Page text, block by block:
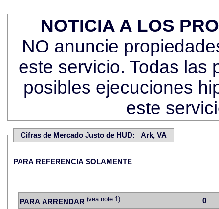
NOTICIA A LOS
NO anuncie
este servicio. Todas las
posibles ejecuciones
este
Cifras de Mercado Justo de HUD: Ark, VA
PARA REFERENCIA SOLAMENTE
PARA ARRENDAR (vea note 1)
0